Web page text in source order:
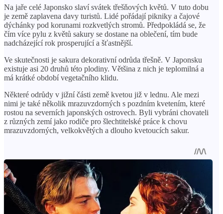
Na jaře celé Japonsko slaví svátek třešňových květů. V tuto dobu
je země zaplavena davy turistů. Lidé pořádají pikniky a čajové
dýchánky pod korunami rozkvetlých stromů. Předpokládá se, že
čím více pylu z květů sakury se dostane na oblečení, tím bude
nadcházející rok prosperující a šťastnější.
Ve skutečnosti je sakura dekorativní odrůda třešně. V Japonsku
existuje asi 20 druhů této plodiny. Většina z nich je teplomilná a
má krátké období vegetačního klidu.
Některé odrůdy v jižní části země kvetou již v lednu. Ale mezi
nimi je také několik mrazuvzdorných s pozdním kvetením, které
rostou na severních japonských ostrovech. Byli vybráni chovateli
z různých zemí jako rodiče pro šlechtitelské práce k chovu
mrazuvzdorných, velkokvětých a dlouho kvetoucích sakur.